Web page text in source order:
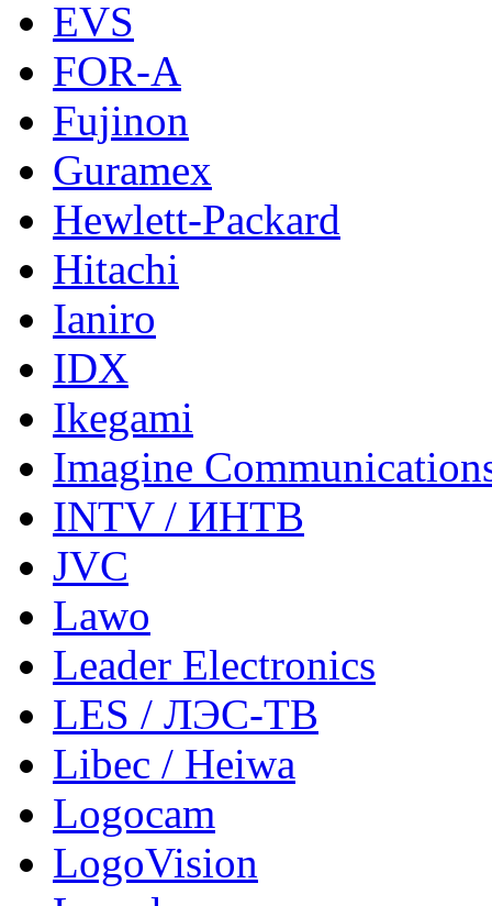
EVS
FOR-A
Fujinon
Guramex
Hewlett-Packard
Hitachi
Ianiro
IDX
Ikegami
Imagine
INTV / ИНТВ
JVC
Lawo
Leader Electronics
LES / ЛЭС-ТВ
Libec / Heiwa
Logocam
LogoVision